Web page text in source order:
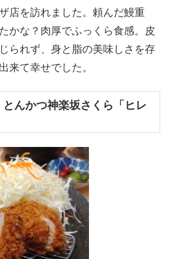
店を訪れました。頼んだ鰻重
かな？肉厚でふっくら食感。皮
られず、身と脂の美味しさを存
来て幸せでした。
んかつ神楽坂さくら「ヒレ